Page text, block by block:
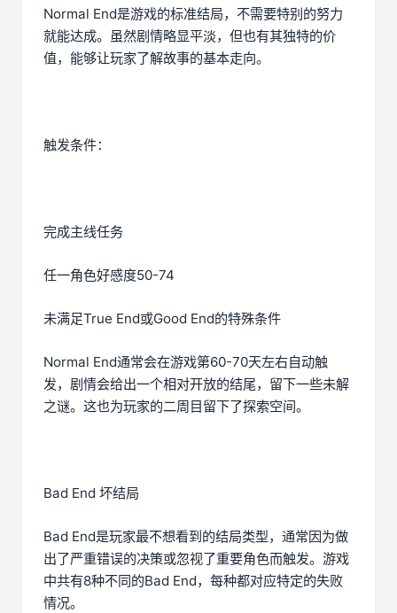
Normal End是游戏的标准结局，不需要特别的努力
就能达成。虽然剧情略显平淡，但也有其独特的价
值，能够让玩家了解故事的基本走向。
触发条件：
完成主线任务
任一角色好感度50-74
未满足True End或Good End的特殊条件
Normal End通常会在游戏第60-70天左右自动触
发，剧情会给出一个相对开放的结尾，留下一些未解
之谜。这也为玩家的二周目留下了探索空间。
Bad End 坏结局
Bad End是玩家最不想看到的结局类型，通常因为做
出了严重错误的决策或忽视了重要角色而触发。游戏
中共有8种不同的Bad End，每种都对应特定的失败
情况。